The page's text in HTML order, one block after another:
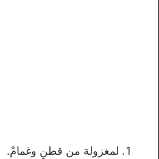
لمغزولة من قطنٍ وغمامْ.